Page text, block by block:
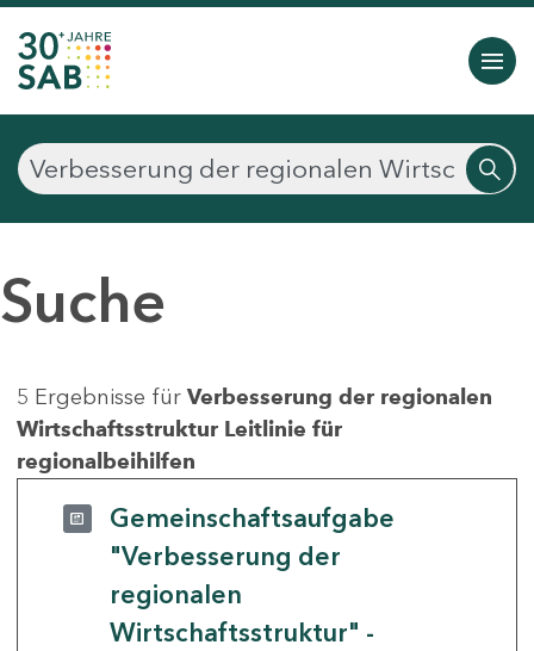
Suche
5 Ergebnisse für Verbesserung der regionalen
Wirtschaftsstruktur Leitlinie für
regionalbeihilfen
Gemeinschaftsaufgabe
"Verbesserung der
regionalen
Wirtschaftsstruktur" -